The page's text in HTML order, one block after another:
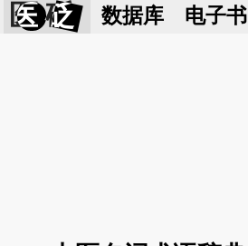
医 砭 数据库 电子书